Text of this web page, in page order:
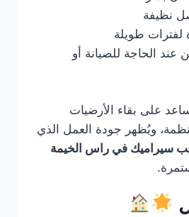
نظيفة
لفترات طويلة
عند الحاجة للصيانة أو
على بقاء الأرضيات
ويُظهر جودة العمل الذي
سيراميك في راس الخيمة